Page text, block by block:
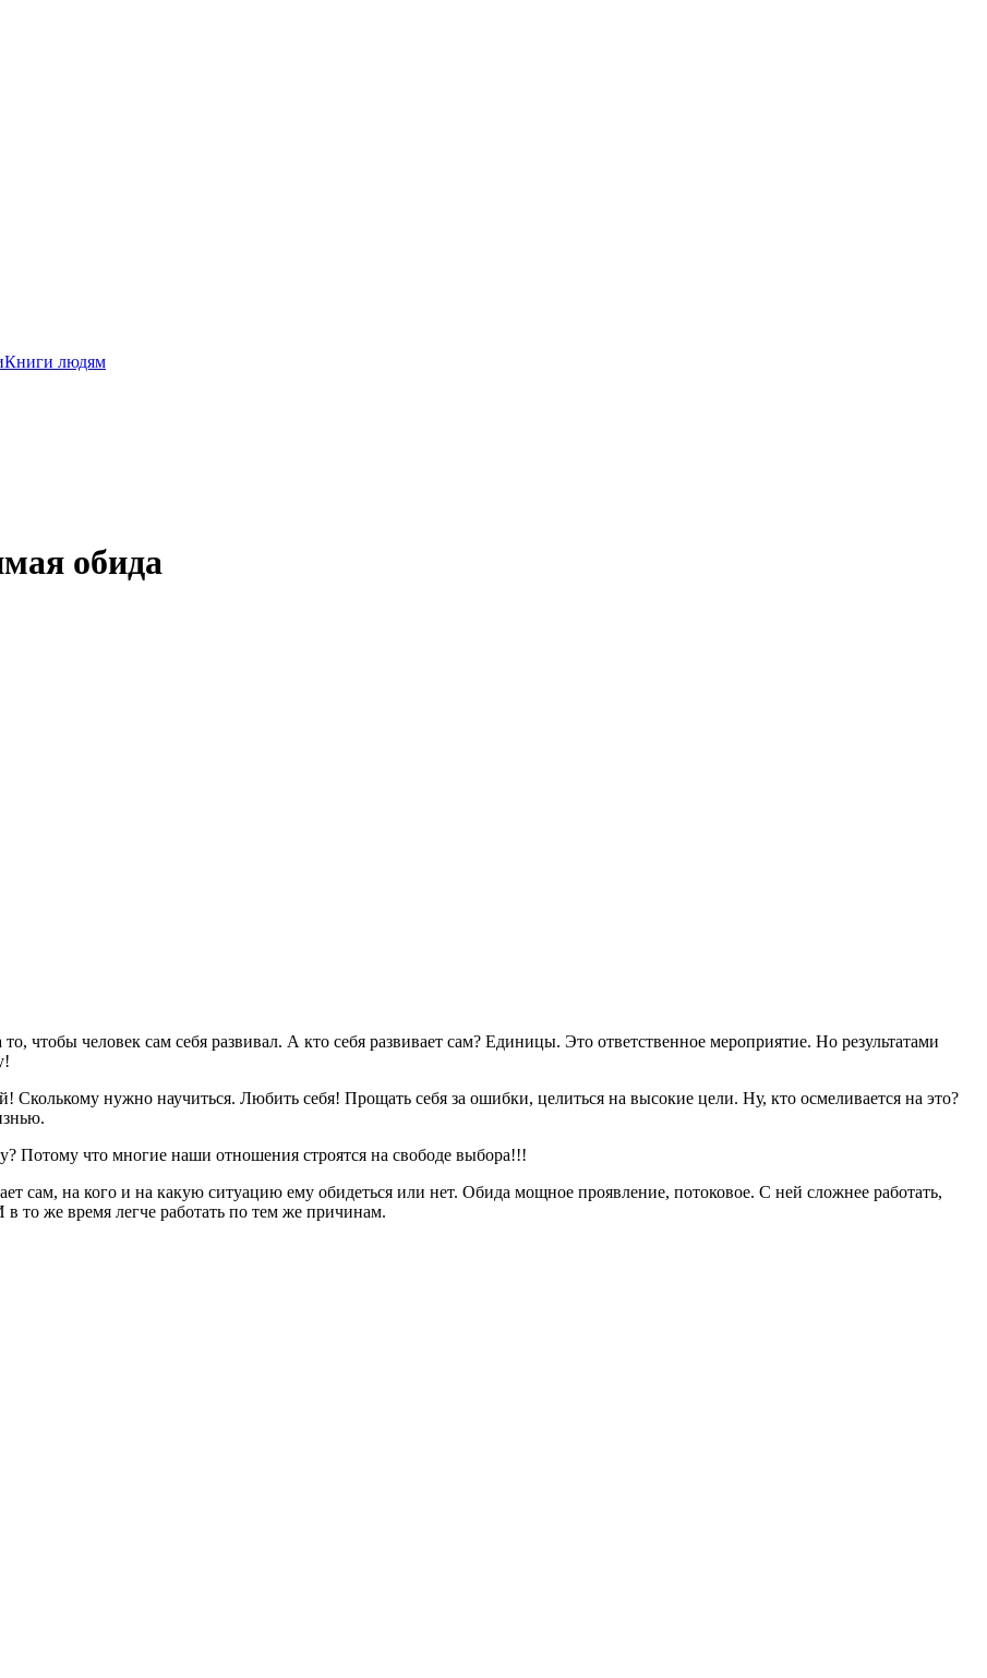
Книги людям
обида
чтобы человек сам себя развивал. А кто себя развивает сам? Единицы. Это ответственное мероприятие. Но результатами
Сколькому нужно научиться. Любить себя! Прощать себя за ошибки, целиться на высокие цели. Ну, кто осмеливается на это?
Потому что многие наши отношения строятся на свободе выбора!!!
сам, на кого и на какую ситуацию ему обидеться или нет. Обида мощное проявление, потоковое. С ней сложнее работать,
то же время легче работать по тем же причинам.